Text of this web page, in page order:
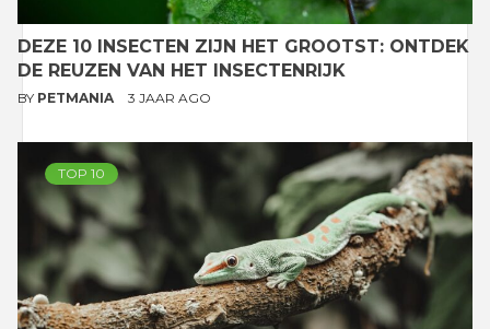
DEZE 10 INSECTEN ZIJN HET GROOTST: ONTDEK
DE REUZEN VAN HET INSECTENRIJK
BY PETMANIA 3 JAAR AGO
TOP 10